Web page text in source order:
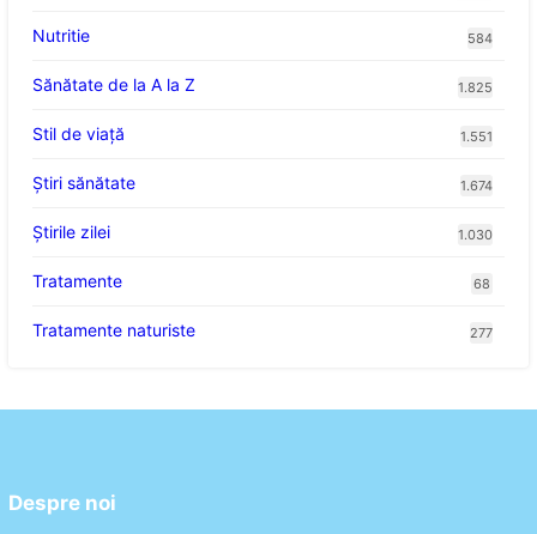
Nutritie 584
Sănătate de la A la Z 1.825
Stil de viaţă 1.551
Ştiri sănătate 1.674
Știrile zilei 1.030
Tratamente 68
Tratamente naturiste 277
Despre noi